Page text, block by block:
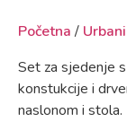
Početna /
Set za sjedenje
konstukcije i
naslonom i stola.